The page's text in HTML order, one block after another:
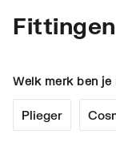
Fittingen
Welk merk ben je
Plieger